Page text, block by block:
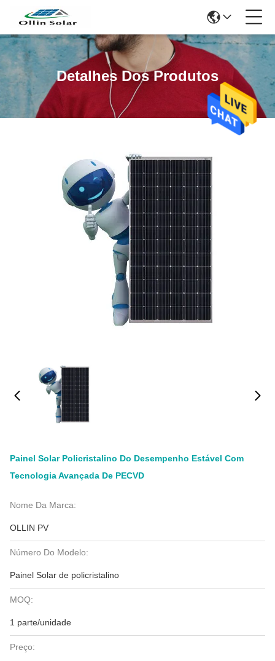
Detalhes Dos Produtos
Painel Solar Policristalino Do Desempenho Estável Com
Tecnologia Avançada De PECVD
Nome Da Marca:
OLLIN PV
Número Do Modelo:
Painel Solar de policristalino
MOQ:
1 parte/unidade
Preço: